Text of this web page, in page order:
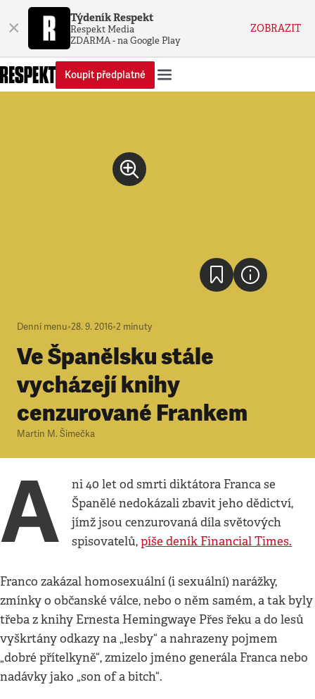
× Týdeník Respekt
Respekt Media
ZDARMA - na Google Play
ZOBRAZIT
Koupit předplatné
Denní menu•28. 9. 2016•2 minuty
Ve Španělsku stále
vycházejí knihy
cenzurované Frankem
Martin M. Šimečka
A
ni 40 let od smrti diktátora Franca se
Španělé nedokázali zbavit jeho dědictví,
jímž jsou cenzurovaná díla světových
spisovatelů,píše deník Financial Times.
Franco zakázal homosexuální (i sexuální) narážky,
zmínky o občanské válce, nebo o něm samém, a tak byly
třeba z knihy Ernesta Hemingwaye Přes řeku a do lesů
vyškrtány odkazy na „lesby“ a nahrazeny pojmem
„dobré přítelkyně“, zmizelo jméno generála Franca nebo
nadávky jako „son of a bitch“.